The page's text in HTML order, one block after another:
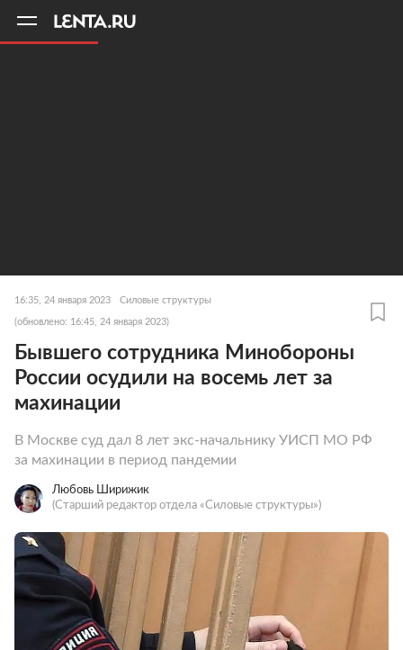
16:35, 24 января 2023 Силовые структуры
(обновлено: 16:45, 24 января 2023)
Бывшего сотрудника Минобороны
России осудили на восемь лет за
махинации
В Москве суд дал 8 лет экс-начальнику УИСП МО РФ
за махинации в период пандемии
Любовь Ширижик
(Старший редактор отдела «Силовые структуры»)